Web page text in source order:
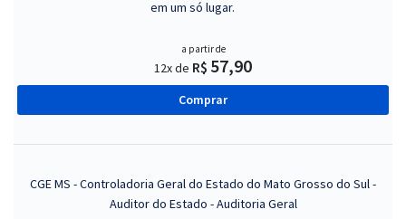
em um só lugar.
a partir de
12x de R$ 57,90
Comprar
CGE MS - Controladoria Geral do Estado do Mato Grosso do Sul -
Auditor do Estado - Auditoria Geral